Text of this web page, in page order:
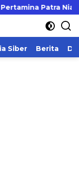
Niaga Regional
Siber Berita